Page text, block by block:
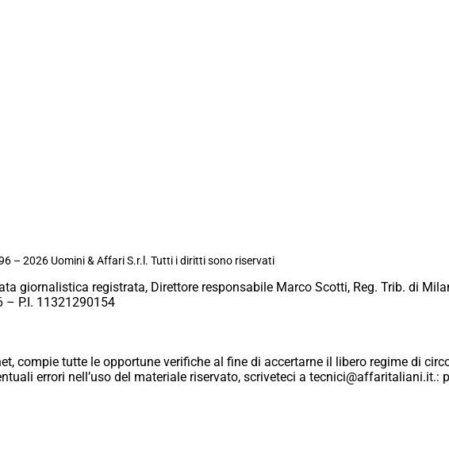
– 2026 Uomini & Affari S.r.l. Tutti i diritti sono riservati
giornalistica registrata, Direttore responsabile Marco Scotti, Reg. Trib. di
– P.I. 11321290154
compie tutte le opportune verifiche al fine di accertarne il libero regime di
errori nell’uso del materiale riservato, scriveteci a tecnici@affaritaliani.it.: